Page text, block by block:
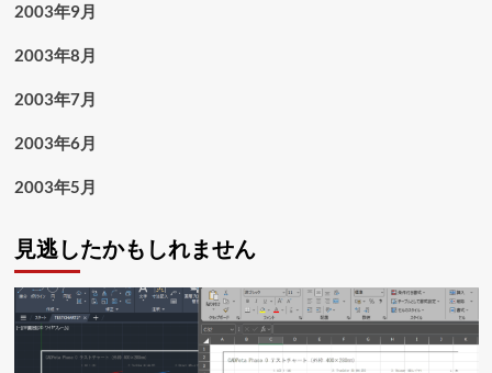
2003年9月
2003年8月
2003年7月
2003年6月
2003年5月
見逃したかもしれません